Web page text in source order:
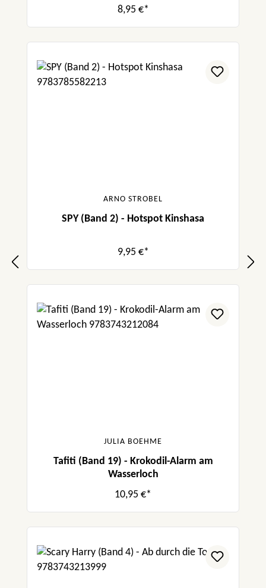
8,95 €*
ARNO STROBEL
SPY (Band 2) - Hotspot Kinshasa
9,95 €*
JULIA BOEHME
Tafiti (Band 19) - Krokodil-Alarm am
Wasserloch
10,95 €*